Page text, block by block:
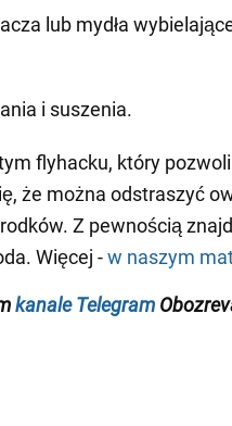
lub mydła
i suszenia.
flyhacku, który
że można odstraszyć
Z pewnością
Więcej -w naszym
kanale Telegram